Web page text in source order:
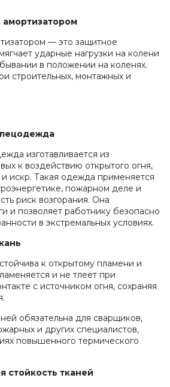
— это защитное
ударные нагрузки на колени
в положении на коленях.
строительных, монтажных и
изготавливается из
к воздействию открытого огня,
искр. Такая одежда применяется
пожарном деле и
риск возгорания. Она
и позволяет работнику безопасно
в экстремальных условиях.
к открытому пламени и
и не тлеет при
с источником огня, сохраняя
обязательна для сварщиков,
и других специалистов,
повышенного термического
стойкость тканей